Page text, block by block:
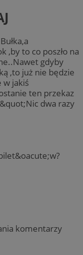
,by to co poszło na
gdyby
,to już nie będzie
w jakiś
ten przekaz
dwa razy
komentarzy